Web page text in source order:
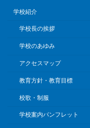
学校紹介
学校長の挨拶
学校のあゆみ
アクセスマップ
教育方針・教育目標
校歌・制服
学校案内パンフレット